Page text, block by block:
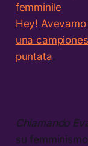
femminile
Hey!
una
puntata.
Chiamando
su